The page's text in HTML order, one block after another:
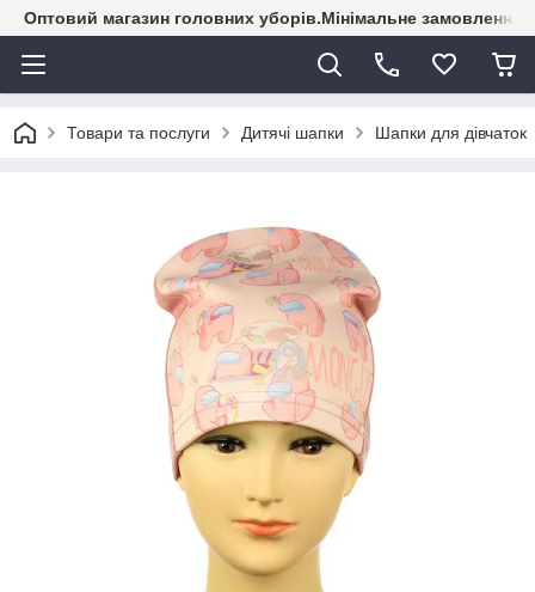
Оптовий магазин головних уборів.Мінімальне замовлення
Товари та послуги Дитячі шапки Шапки для дівчаток